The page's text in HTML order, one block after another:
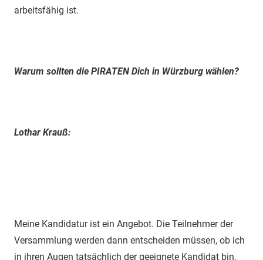
arbeitsfähig ist.
Warum sollten die PIRATEN Dich in Würzburg wählen?
Lothar Krauß:
Meine Kandidatur ist ein Angebot. Die Teilnehmer der
Versammlung werden dann entscheiden müssen, ob ich
in ihren Augen tatsächlich der geeignete Kandidat bin,